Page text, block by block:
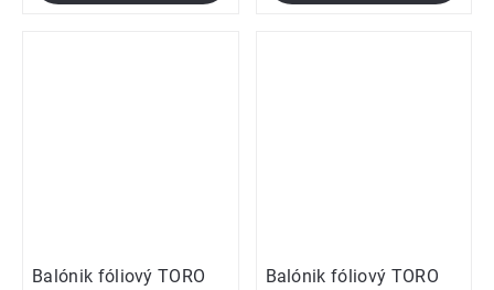
Balónik fóliový TORO
Balónik fóliový TORO